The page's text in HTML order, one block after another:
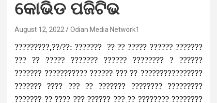
କୋଭିଡ ପଜିଟିଭ
August 12, 2022 Odian Media Network1
?????????,??/??: ??????? ?? ?? ????? ?????? ???????
??? ?? ????? ??????? ?????? ???????? ? ??????
??????? ??????????? ?????? ??? ?? ????????????????
??????? ???? ??? ?? ??????? ???????? ?????????
??????? ?? ???? ??? ?????? ??? ?? ???????? ????????